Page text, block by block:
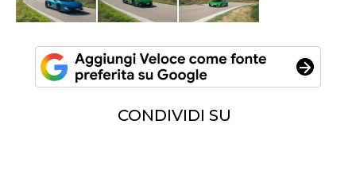
CONDIVIDI SU